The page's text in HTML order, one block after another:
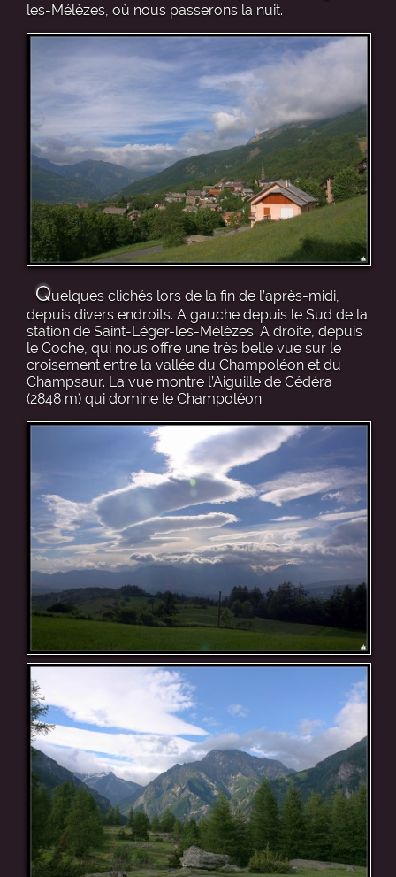
les-Mélèzes, où nous passerons la nuit.
Quelques clichés lors de la fin de l’après-midi,
depuis divers endroits. A gauche depuis le Sud de la
station de Saint-Léger-les-Mélèzes. A droite, depuis
le Coche, qui nous offre une très belle vue sur le
croisement entre la vallée du Champoléon et du
Champsaur. La vue montre l’Aiguille de Cédéra
(2848 m) qui domine le Champoléon.